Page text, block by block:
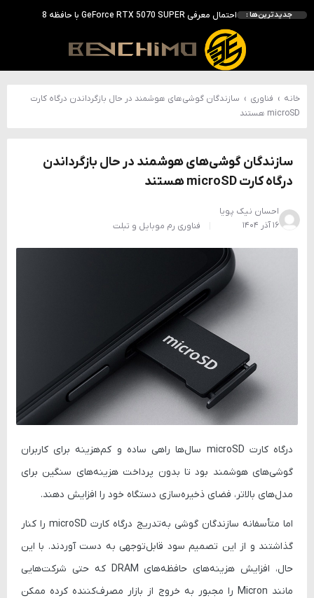
جدیدترین‌ها :
انویدیا DLSS 5 را با سه مدل هوش مصنوعی معرفی کرد؛ انتقادهای اولیه نتیجه داد
انویدیا پردازنده 88 هسته‌ای Vera را معرفی کرد؛ CPU اختصاصی برای نسل بعدی هوش مصنوعی
بالاخره سنسور Hotspot کارت‌های RTX 50 ظاهر شد؛ HWMonitor 1.65 تنها نماینده نمایش نیست
بررسی کیس GAMDIAS NESO P1 Pro؛ فول‌تاوری مهندسی‌شده برای سیستم‌های رده‌بالا
خانه › فناوری › سازندگان گوشی‌های هوشمند در حال بازگرداندن درگاه کارت
microSD هستند
سازندگان گوشی‌های هوشمند در حال بازگرداندن
درگاه کارت microSD هستند
احسان نیک پویا
۱۶ آذر ۱۴۰۴
فناوری رم موبایل و تبلت
درگاه کارت microSD سال‌ها راهی ساده و کم‌هزینه برای کاربران
گوشی‌های هوشمند بود تا بدون پرداخت هزینه‌های سنگین برای
مدل‌های بالاتر، فضای ذخیره‌سازی دستگاه خود را افزایش دهند.
اما متأسفانه سازندگان گوشی به‌تدریج درگاه کارت microSDرا کنار
گذاشتند و از این تصمیم سود قابل‌توجهی به دست آوردند. با این
حال، افزایش هزینه‌های حافظه‌های DRAM که حتی شرکت‌هایی
مانند Micron را مجبور به خروج از بازار مصرف‌کننده کرده ممکن